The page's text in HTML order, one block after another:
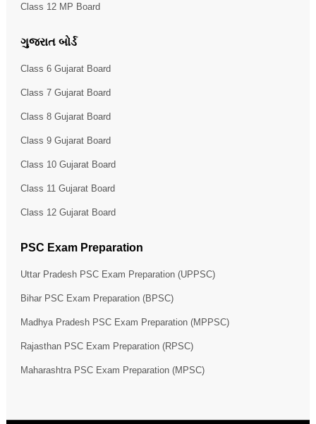
Class 12 MP Board
ગુજરાત બોર્ડ
Class 6 Gujarat Board
Class 7 Gujarat Board
Class 8 Gujarat Board
Class 9 Gujarat Board
Class 10 Gujarat Board
Class 11 Gujarat Board
Class 12 Gujarat Board
PSC Exam Preparation
Uttar Pradesh PSC Exam Preparation (UPPSC)
Bihar PSC Exam Preparation (BPSC)
Madhya Pradesh PSC Exam Preparation (MPPSC)
Rajasthan PSC Exam Preparation (RPSC)
Maharashtra PSC Exam Preparation (MPSC)